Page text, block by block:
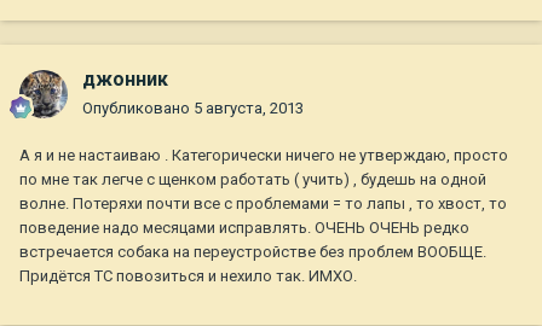
джонник
Опубликовано 5 августа, 2013
А я и не настаиваю . Категорически ничего не утверждаю, просто
по мне так легче с щенком работать ( учить) , будешь на одной
волне. Потеряхи почти все с проблемами = то лапы , то хвост, то
поведение надо месяцами исправлять. ОЧЕНЬ ОЧЕНЬ редко
встречается собака на переустройстве без проблем ВООБЩЕ.
Придётся ТС повозиться и нехило так. ИМХО.